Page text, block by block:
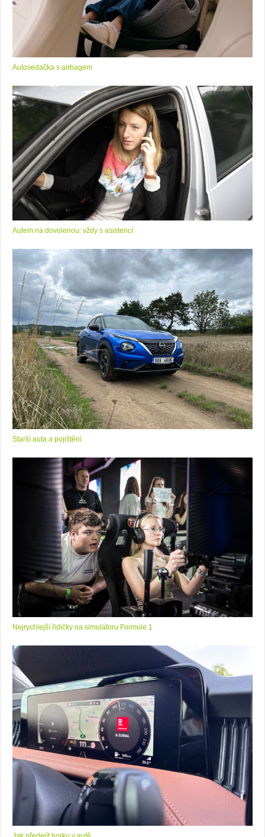
Autosedačka s airbagem
Autem na dovolenou: vždy s asistencí
Starší auta a pojištění
Nejrychlejší řidičky na simulátoru Formule 1